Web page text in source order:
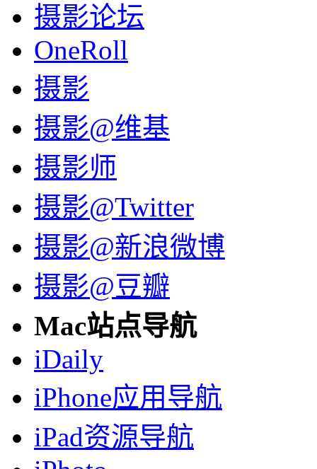
摄影论坛
OneRoll
摄影
摄影@维基
摄影师
摄影@Twitter
摄影@新浪微博
摄影@豆瓣
Mac站点导航
iDaily
iPhone应用导航
iPad资源导航